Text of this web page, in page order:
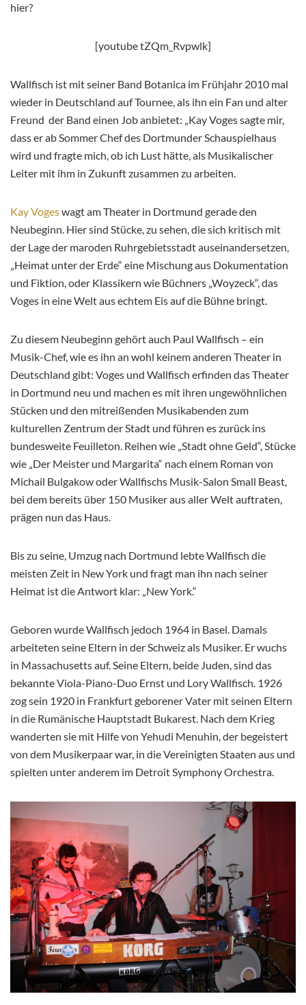
hier?
[youtube tZQm_Rvpwlk]
Wallfisch ist mit seiner Band Botanica im Frühjahr 2010 mal
wieder in Deutschland auf Tournee, als ihn ein Fan und alter
Freund der Band einen Job anbietet: „Kay Voges sagte mir,
dass er ab Sommer Chef des Dortmunder Schauspielhaus
wird und fragte mich, ob ich Lust hätte, als Musikalischer
Leiter mit ihm in Zukunft zusammen zu arbeiten.
Kay Vogeswagt am Theater in Dortmund gerade den
Neubeginn. Hier sind Stücke, zu sehen, die sich kritisch mit
der Lage der maroden Ruhrgebietsstadt auseinandersetzen,
„Heimat unter der Erde“ eine Mischung aus Dokumentation
und Fiktion, oder Klassikern wie Büchners „Woyzeck“, das
Voges in eine Welt aus echtem Eis auf die Bühne bringt.
Zu diesem Neubeginn gehört auch Paul Wallfisch – ein
Musik-Chef, wie es ihn an wohl keinem anderen Theater in
Deutschland gibt: Voges und Wallfisch erfinden das Theater
in Dortmund neu und machen es mit ihren ungewöhnlichen
Stücken und den mitreißenden Musikabenden zum
kulturellen Zentrum der Stadt und führen es zurück ins
bundesweite Feuilleton. Reihen wie „Stadt ohne Geld“, Stücke
wie „Der Meister und Margarita“ nach einem Roman von
Michail Bulgakow oder Wallfischs Musik-Salon Small Beast,
bei dem bereits über 150 Musiker aus aller Welt auftraten,
prägen nun das Haus.
Bis zu seine, Umzug nach Dortmund lebte Wallfisch die
meisten Zeit in New York und fragt man ihn nach seiner
Heimat ist die Antwort klar: „New York.“
Geboren wurde Wallfisch jedoch 1964 in Basel. Damals
arbeiteten seine Eltern in der Schweiz als Musiker. Er wuchs
in Massachusetts auf. Seine Eltern, beide Juden, sind das
bekannte Viola-Piano-Duo Ernst und Lory Wallfisch. 1926
zog sein 1920 in Frankfurt geborener Vater mit seinen Eltern
in die Rumänische Hauptstadt Bukarest. Nach dem Krieg
wanderten sie mit Hilfe von Yehudi Menuhin, der begeistert
von dem Musikerpaar war, in die Vereinigten Staaten aus und
spielten unter anderem im Detroit Symphony Orchestra.